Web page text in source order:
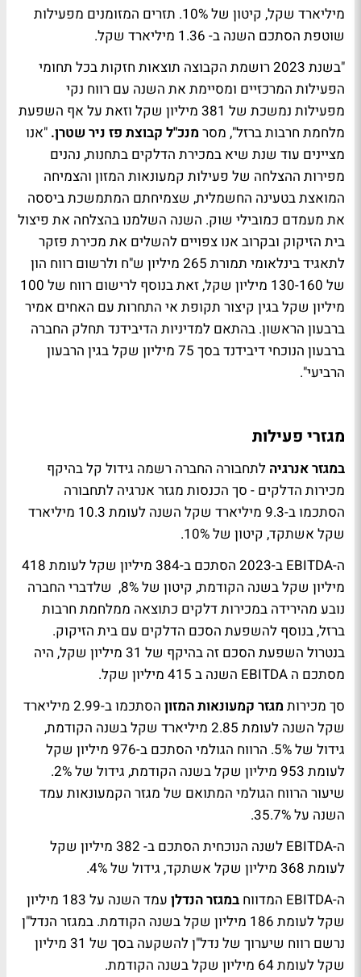
מיליארד שקל, קיטון של 10%. תזרים המזומנים מפעילות
שוטפת הסתכם השנה ב- 1.36 מיליארד שקל.
"בשנת 2023 רושמת הקבוצה תוצאות חזקות בכל תחומי
הפעילות המרכזיים ומסיימת את השנה עם רווח נקי
מפעילות נמשכת של 381 מיליון שקל וזאת על אף השפעת
מלחמת חרבות ברזל", מסר מנכ"ל קבוצת פז ניר שטרן. "אנו
מציינים עוד שנת שיא במכירת הדלקים בתחנות, נהנים
מפירות ההצלחה של פעילות קמעונאות המזון והצמיחה
המואצת בטעינה החשמלית, שצמיחתם המתמשכת ביססה
את מעמדם כמובילי שוק. השנה השלמנו בהצלחה את פיצול
בית הזיקוק ובקרוב אנו צפויים להשלים את מכירת פזקר
לתאגיד בינלאומי תמורת 265 מיליון ש"ח ולרשום רווח הון
של 130-160 מיליון שקל, זאת בנוסף לרישום רווח של 100
מיליון שקל בגין קיצור תקופת אי התחרות עם האחים אמיר
ברבעון הראשון. בהתאם למדיניות הדיבידנד תחלק החברה
ברבעון הנוכחי דיבידנד בסך 75 מיליון שקל בגין הרבעון
הרביעי".
מגזרי פעילות
במגזר אנרגיה לתחבורה החברה רשמה גידול קל בהיקף
מכירות הדלקים - סך הכנסות מגזר אנרגיה לתחבורה
הסתכמו ב-9.3 מיליארד שקל השנה לעומת 10.3 מיליארד
שקל אשתקד, קיטון של 10%.
ה-EBITDA ב-2023 הסתכם ב-384 מיליון שקל לעומת 418
מיליון שקל בשנה הקודמת, קיטון של 8%, שלדברי החברה
נובע מהירידה במכירות דלקים כתוצאה ממלחמת חרבות
ברזל, בנוסף להשפעת הסכם הדלקים עם בית הזיקוק.
בנטרול השפעת הסכם זה בהיקף של 31 מיליון שקל, היה
מסתכם ה EBITDA השנה ב 415 מיליון שקל.
סך מכירות מגזר קמעונאות המזון
הסתכמו ב-2.99 מיליארד
שקל השנה לעומת 2.85 מיליארד שקל בשנה הקודמת,
גידול של 5%. הרווח הגולמי הסתכם ב-976 מיליון שקל
לעומת 953 מיליון שקל בשנה הקודמת, גידול של 2%.
שיעור הרווח הגולמי המתואם של מגזר הקמעונאות עמד
השנה על 35.7%.
ה-EBITDA לשנה הנוכחית הסתכם ב- 382 מיליון שקל
לעומת 368 מיליון שקל אשתקד, גידול של 4%.
ה-EBITDA המדווח
במגזר הנדלן
עמד השנה על 183 מיליון
שקל לעומת 186 מיליון שקל בשנה הקודמת. במגזר הנדל"ן
נרשם רווח שיערוך של נדל"ן להשקעה בסך של 31 מיליון
שקל לעומת 64 מיליון שקל בשנה הקודמת.